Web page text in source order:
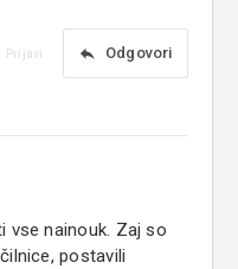
reply Odgovori
Prijavi
vse nainouk. Zaj so
postavili